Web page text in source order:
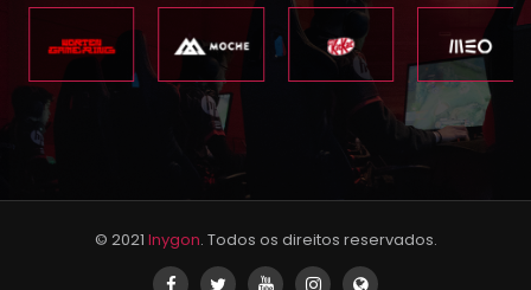
© 2021 Inygon. Todos os direitos reservados.